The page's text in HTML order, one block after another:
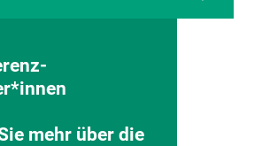
mehr über die